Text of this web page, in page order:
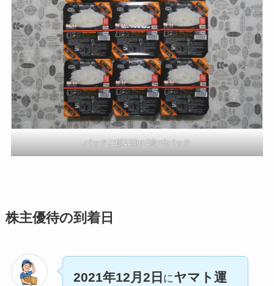
パックご飯120g×2食×9パック
株主優待の到着日
2021年12月2日 にヤマト運